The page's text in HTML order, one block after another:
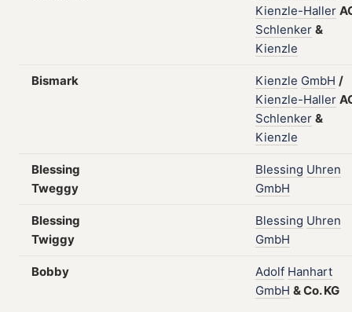
Kienzle-Haller
Schlenker &
Kienzle
Bismark Kienzle GmbH /
Kienzle-Haller
Schlenker &
Kienzle
Blessing
Tweggy
Blessing Uhren
GmbH
Blessing
Twiggy
Blessing Uhren
GmbH
Bobby Adolf Hanhart
GmbH &Co.KG